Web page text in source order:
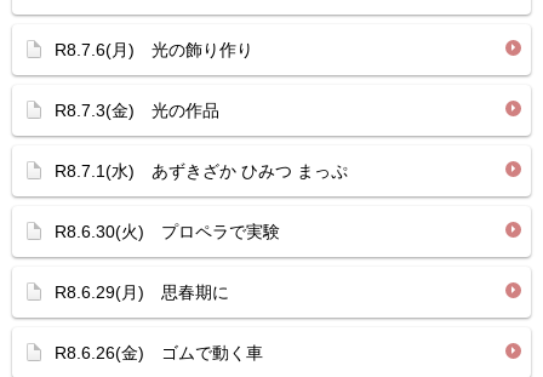
R8.7.6(月) 光の飾り作り
R8.7.3(金) 光の作品
R8.7.1(水) あずきざか ひみつ まっぷ
R8.6.30(火) プロペラで実験
R8.6.29(月) 思春期に
R8.6.26(金) ゴムで動く車